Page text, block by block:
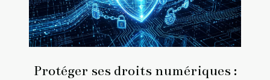
Protéger ses droits numériques :